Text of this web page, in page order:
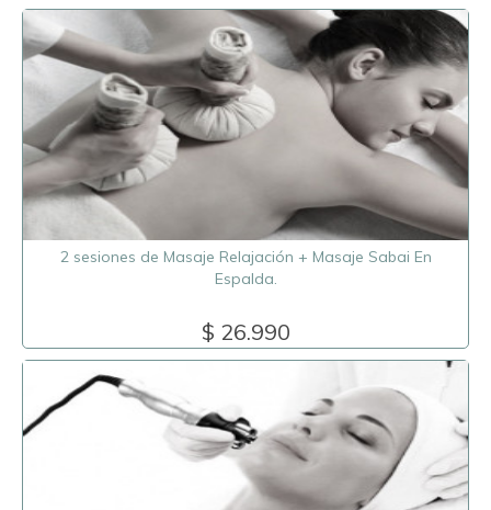
2 sesiones de Masaje Relajación + Masaje Sabai En
Espalda.
$ 26.990